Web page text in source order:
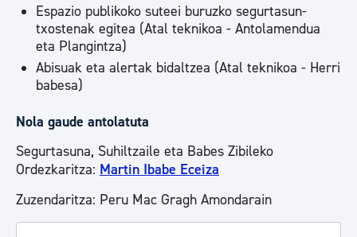
Espazio publikoko suteei buruzko segurtasun-
txostenak egitea (Atal teknikoa - Antolamendua
eta Plangintza)
Abisuak eta alertak bidaltzea (Atal teknikoa - Herri
babesa)
Nola gaude antolatuta
Segurtasuna, Suhiltzaile eta Babes Zibileko
Ordezkaritza: Martin Ibabe Eceiza
Zuzendaritza: Peru Mac Gragh Amondarain